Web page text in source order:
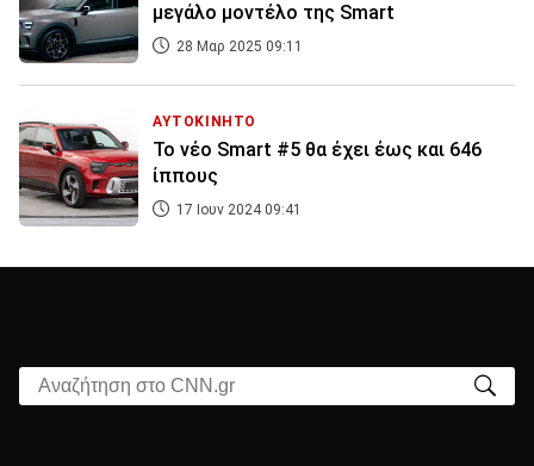
μεγάλο μοντέλο της Smart
28 Μαρ 2025 09:11
ΑΥΤΟΚΙΝΗΤΟ
Το νέο Smart #5 θα έχει έως και 646
ίππους
17 Ιουν 2024 09:41
Αναζήτηση στο CNN.gr